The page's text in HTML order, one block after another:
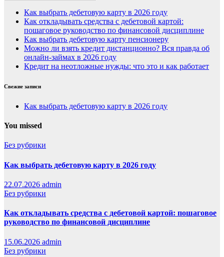
Как выбрать дебетовую карту в 2026 году
Как откладывать средства с дебетовой картой:
пошаговое руководство по финансовой дисциплине
Как выбрать дебетовую карту пенсионеру
Можно ли взять кредит дистанционно? Вся правда об
онлайн-займах в 2026 году
Кредит на неотложные нужды: что это и как работает
Свежие записи
Как выбрать дебетовую карту в 2026 году
You missed
Без рубрики
Как выбрать дебетовую карту в 2026 году
22.07.2026 admin
Без рубрики
Как откладывать средства с дебетовой картой: пошаговое
руководство по финансовой дисциплине
15.06.2026 admin
Без рубрики